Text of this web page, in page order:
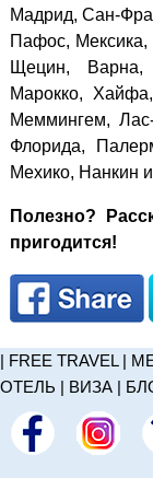
Мадрид, Сан-
Пафос, Мексика,
Щецин, Варна,
Марокко,
Меммингем,
Флорида,
Мехико, Нанкин
Полезно?
пригодится!
| FREE TRAVEL|
ОТЕЛЬ | ВИЗА |